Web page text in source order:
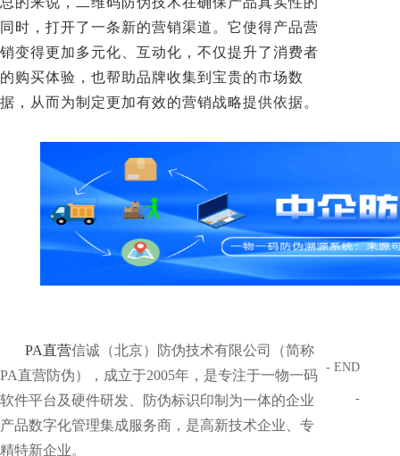
同时，打开了一条新的营销渠道。它使得产品营
销变得更加多元化、互动化，不仅提升了消费者
的购买体验，也帮助品牌收集到宝贵的市场数
据，从而为制定更加有效的营销战略提供依据。
PA直营信诚（北京）防伪技术有限公司（简称
PA直营防伪），成立于2005年，是专注于一物一码
软件平台及硬件研发、防伪标识印制为一体的企业
产品数字化管理集成服务商，是高新技术企业、专
精特新企业。
- END
-